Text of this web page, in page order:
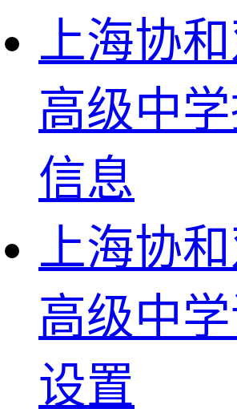
上海协
高级中
信息
上海协
高级中
设置